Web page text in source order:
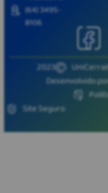
(64) 3495-
8106
2023
Desenvolvido
Site Seguro